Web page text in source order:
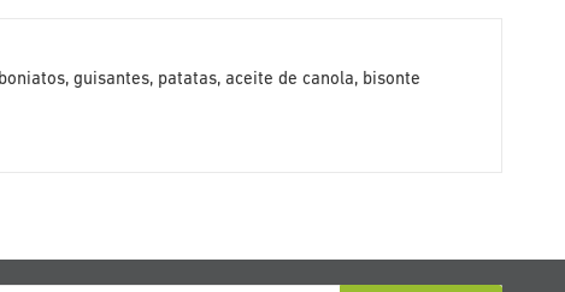
guisantes, patatas, aceite de canola, bisonte